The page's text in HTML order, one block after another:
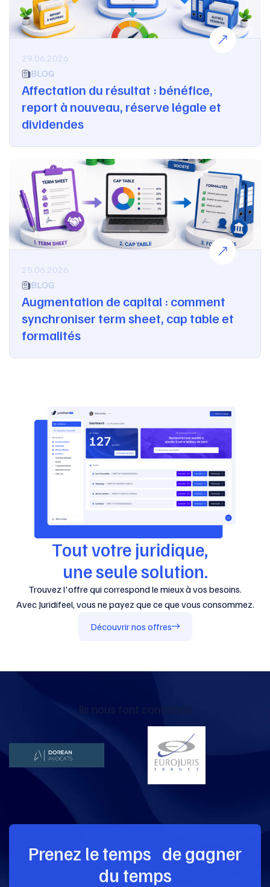
29.06.2026
BLOG
Affectation du résultat : bénéfice,
report à nouveau, réserve légale et
dividendes
25.06.2026
BLOG
Augmentation de capital : comment
synchroniser term sheet, cap table et
formalités
Tout votre juridique,
une seule solution.
Trouvez l'offre qui correspond le mieux à vos besoins.
Avec Juridifeel, vous ne payez que ce que vous consommez.
Découvrir nos offres
Ils nous font confiance
Prenez le temps de gagner
du temps